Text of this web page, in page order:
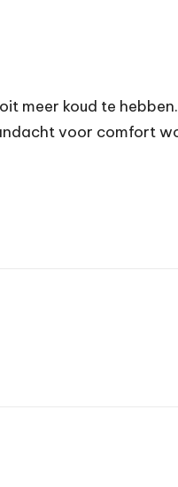
meer koud te
voor comfort